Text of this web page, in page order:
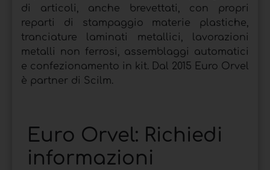
di articoli, anche brevettati, con propri
reparti di stampaggio materie plastiche,
tranciature laminati metallici, lavorazioni
metalli non ferrosi, assemblaggi automatici
e confezionamento in kit. Dal 2015 Euro Orvel
è partner di Scilm.
Euro Orvel: Richiedi
informazioni